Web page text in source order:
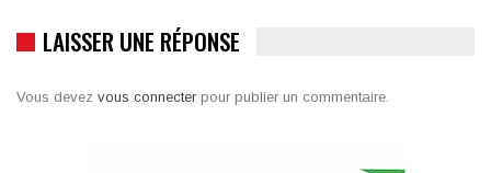
LAISSER UNE RÉPONSE
Vous devez vous connecter pour publier un commentaire.